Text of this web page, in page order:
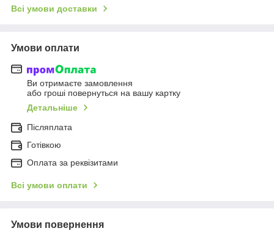
Всі умови доставки
Умови оплати
Ви отримаєте замовлення
або гроші повернуться на вашу картку
Детальніше
Післяплата
Готівкою
Оплата за реквізитами
Всі умови оплати
Умови повернення